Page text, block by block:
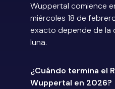
Wuppertal comience
miércoles 18 de
exacto depende de la
luna.
¿Cuándo termina el
Wuppertal en 2026?